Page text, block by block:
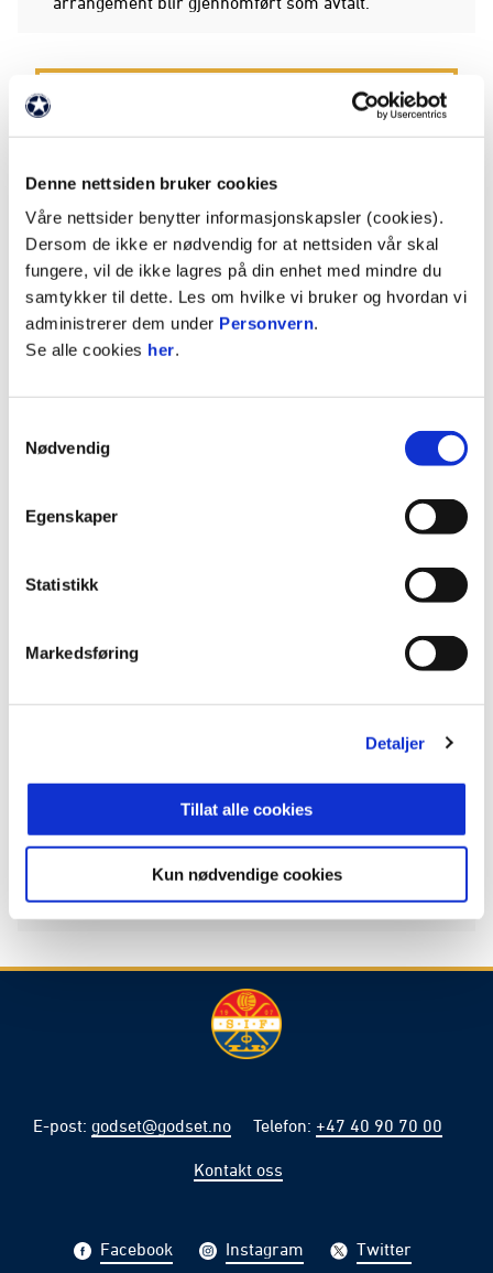
Denne nettsiden bruker cookies
Våre nettsider benytter informasjonskapsler (cookies).
Dersom de ikke er nødvendig for at nettsiden vår skal
fungere, vil de ikke lagres på din enhet med mindre du
samtykker til dette. Les om hvilke vi bruker og hvordan vi
administrerer dem under Personvern.
Se alle cookies her.
Nødvendig
Egenskaper
Statistikk
Markedsføring
Detaljer
Tillat alle cookies
Kun nødvendige cookies
Bransje: Hotell/reiseliv/event
Besøkadresse:Ryghgata 4B, 3050 Mjøndalen
Postadresse: Ryghgata 4B, 3050 Mjøndalen
E-post: godset@godset.no Telefon: +47 40 90 70 00
Kontakt oss
Facebook Instagram Twitter